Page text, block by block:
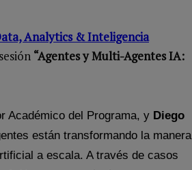
Analytics & Inteligencia
“Agentes y Multi-Agentes IA:
Académico del Programa, y Diego
están transformando la manera
a escala. A través de casos